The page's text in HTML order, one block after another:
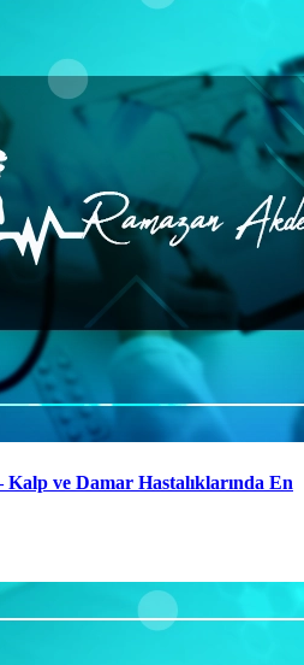
Kalp ve Damar Hastalıklarında En